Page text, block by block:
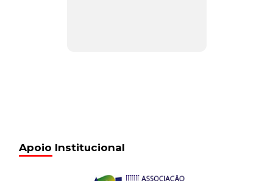
Apoio Institucional